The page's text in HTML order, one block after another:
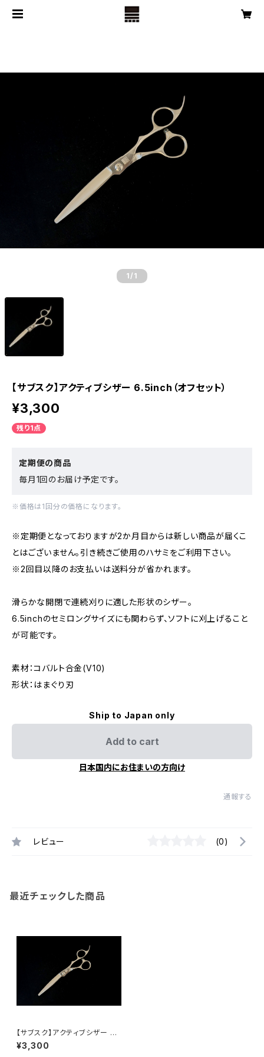
1 /1
【サブスク】アクティブシザー 6.5inch（オフセット）
¥3,300
残り1点
定期便の商品
毎月1回のお届け予定です。
※価格は1回分の価格になります。
※定期便となっておりますが2か月目からは新しい商品が届くこ
とはございません。引き続きご使用のハサミをご利用下さい。
※2回目以降のお支払いは送料分が省かれます。
滑らかな開閉で連続刈りに適した形状のシザー。
6.5inchのセミロングサイズにも関わらず、ソフトに刈上げること
が可能です。
素材：コバルト合金(V10)
形状：はまぐり刃
Ship to Japan only
Add to cart
日本国内にお住まいの方向け
通報する
レビュー (0)
最近チェックした商品
【サブスク】アクティブシザー 6.
5inch（オフセット）
¥3,300